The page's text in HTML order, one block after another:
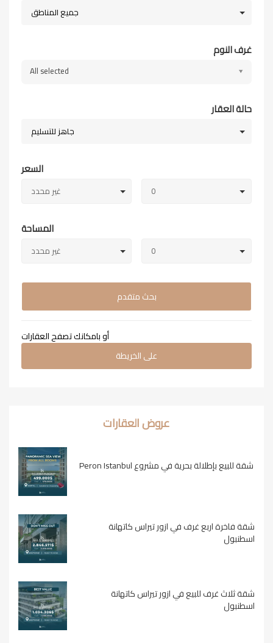
جميع المناطق
غرف النوم
All selected
حالة العقار
جاهز للتسليم
السعر
0 غير محدد
المساحة
0 غير محدد
بحث متقدم
أو بامكانك تصفح العقارات
على الخريطة
عروض العقارات
شقة للبيع بإطلالة بحرية في مشروع Peron Istanbul
شقة فاخرة اربع غرف في ازور تيراس كاتهانة
اسطنبول
شقة ثلاث غرف للبيع في ازور تيراس كاتهانة
اسطنبول